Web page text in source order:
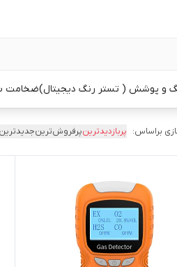
و پوشش ( تستر رنگ دیجیتال)ضخامت
براساس: پربازدیدترینپرفروش‌ترینجدیدترین